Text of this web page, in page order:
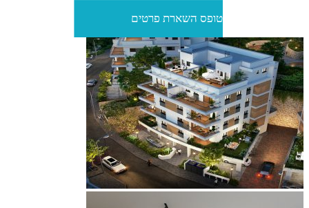
טופס השארת פרטים